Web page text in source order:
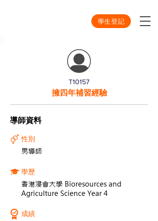
學生登記
T10157
擁四年補習經驗
導師資料
性別
男導師
學歷
香港浸會大學 Bioresources and
Agriculture Science Year 4
成績